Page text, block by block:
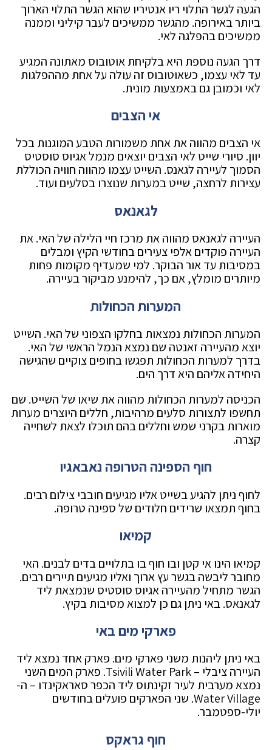
הגעה לגשר התלוי ריו אנטיריו שהוא הגשר התלוי הארוך
ביותר באירופה. מהגשר ממשיכים לעבר קיליני וממנה
ממשיכים בהפלגה לאי.
דרך הגעה נוספת היא בלקיחת אוטובוס מאתונה המגיע
עד לאי עצמו, כשאוטובוס זה עולה על אחת מההפלגות
לאי וכמובן גם באמצעות מונית.
אי הצבים
אי הצבים מהווה את אחת משמורות הטבע המוגנות בכל
יוון. סיורי שייט לאי הצבים יוצאים מנמל אגיוס סוסטיס
הסמוך לעיירה לגאנס. השייט עצמו מהווה חוויה הכוללת
עצירות לרחצה, שייט במערות שנוצרו בסלעים ועוד.
לגאנאס
העיירה לגאנאס מהווה את מרכז חיי הלילה של האי. את
העיירה פוקדים אלפי צעירים בחודשי הקיץ ומבלים
במסיבות עד אור הבוקר. למי שמעדיף מקומות פחות
מיותרים מומלץ, אם כך, להימנע מביקור בעיירה.
המערות הכחולות
המערות הכחולות נמצאות בחלקו הצפוני של האי. השייט
יוצא מהעיירה זאנטה שם נמצא הנמל הראשי של האי.
בדרך למערות הכחולות תפגשו בחופים צוקיים שהגישה
היחידה אליהם היא דרך הים.
הכניסה למערות הכחולות מהווה את שיאו של השייט. שם
תחשפו לתצורות סלעים מרהיבות, חללים היוצרים מערות
מוארות בקרני שמש וחללים בהם תוכלו לצאת לשחייה
קצרה.
חוף הספינה הטרופה נאבאגיו
לחוף ניתן להגיע בשייט אליו מגיעים חובבי צילום רבים.
בחוף תמצאו שרידים חלודים של ספינה טרופה.
קמיאו
קמיאו הינו אי קטן ובו חוף בו בתלויים בדים לבנים. האי
מחובר ליבשה בגשר עץ ארוך ואליו מגיעים תיירים רבים.
הגשר מתחיל מהעיירה אגיוס סוסטיס שנמצאת ליד
לגאנאס. באי ניתן גם כן למצוא מסיבות בקיץ.
פארקי מים באי
באי ניתן ליהנות משני פארקי מים. פארק אחד נמצא ליד
העיירה ציבלי – Tsivili Water Park. פארק המים השני
נמצא מערבית לעיר זקינתוס ליד הכפר סאראקינדו – ה-
Water Village. שני הפארקים פועלים בחודשים
יולי-ספטמבר.
חוף גראקס